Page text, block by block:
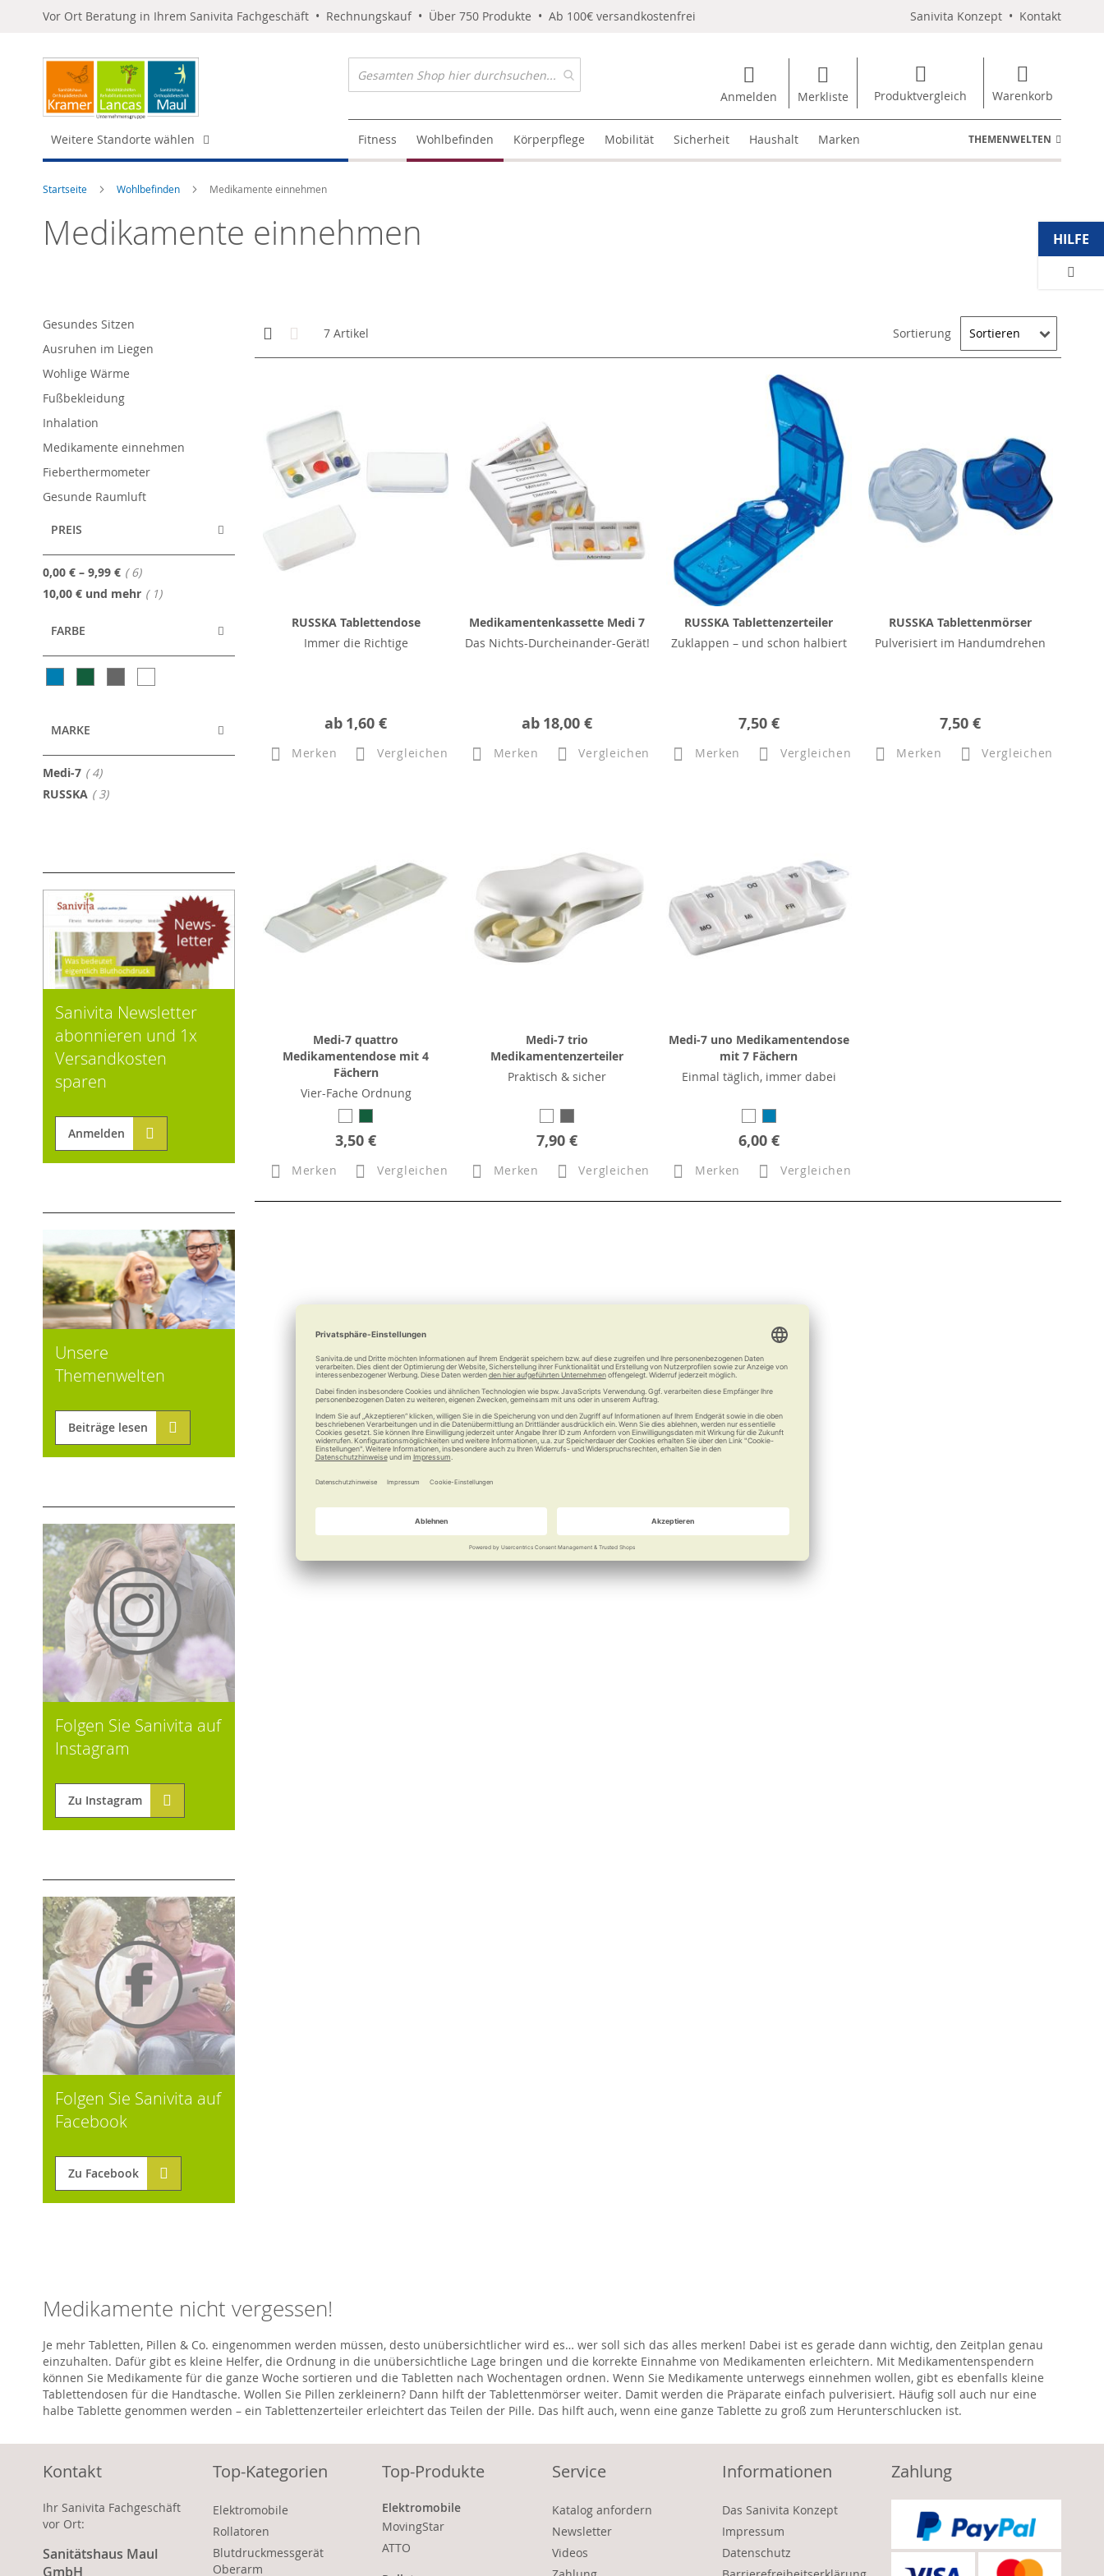
Vor Ort Beratung in Ihrem Sanivita Fachgeschäft • Rechnungskauf • Über 750 Produkte • Ab 100€ versandkostenfrei Sanivita Konzept • Kontakt
Anmelden Merkliste Produktvergleich Warenkorb
Weitere Standorte wählen Fitness Wohlbefinden Körperpflege Mobilität Sicherheit Haushalt Marken THEMENWELTEN
Startseite Wohlbefinden Medikamente einnehmen
Medikamente einnehmen
Anzeigen
als
Kachelansicht
Liste7 Artikel Sortierung
RUSSKA Tablettendose
Immer die Richtige
ab 1,60 €
Merken Vergleichen
Medikamentenkassette Medi 7
Das Nichts-Durcheinander-Gerät!
ab 18,00 €
Merken Vergleichen
RUSSKA Tablettenzerteiler
Zuklappen – und schon halbiert
7,50 €
Merken Vergleichen
RUSSKA Tablettenmörser
Pulverisiert im Handumdrehen
7,50 €
Merken Vergleichen
Medi-7 quattro
Medikamentendose mit 4
Fächern
Vier-Fache Ordnung
3,50 €
Merken Vergleichen
Medi-7 trio
Medikamentenzerteiler
Praktisch & sicher
7,90 €
Merken Vergleichen
Medi-7 uno Medikamentendose
mit 7 Fächern
Einmal täglich, immer dabei
6,00 €
Merken Vergleichen
Gesundes Sitzen
Ausruhen im Liegen
Wohlige Wärme
Fußbekleidung
Inhalation
Medikamente einnehmen
Fieberthermometer
Gesunde Raumluft
PREIS
0,00 € – 9,99 € 6Artikel
10,00 € und mehr 1Artikel
FARBE
MARKE
Medi-7 4Artikel
RUSSKA 3Artikel
Sanivita Newsletter
abonnieren und 1x
Versandkosten
sparen
Anmelden
Unsere
Themenwelten
Beiträge lesen
Folgen Sie Sanivita auf
Instagram
Zu Instagram
Folgen Sie Sanivita auf
Facebook
Zu Facebook
Medikamente nicht vergessen!
Je mehr Tabletten, Pillen & Co. eingenommen werden müssen, desto unübersichtlicher wird es… wer soll sich das alles merken! Dabei ist es gerade dann wichtig, den Zeitplan genau
einzuhalten. Dafür gibt es kleine Helfer, die Ordnung in die unübersichtliche Lage bringen und die korrekte Einnahme von Medikamenten erleichtern. Mit Medikamentenspendern
können Sie Medikamente für die ganze Woche sortieren und die Tabletten nach Wochentagen ordnen. Wenn Sie Medikamente unterwegs einnehmen wollen, gibt es ebenfalls kleine
Tablettendosen für die Handtasche. Wollen Sie Pillen zerkleinern? Dann hilft der Tablettenmörser weiter. Damit werden die Präparate einfach pulverisiert. Häufig soll auch nur eine
halbe Tablette genommen werden – ein Tablettenzerteiler erleichtert das Teilen der Pille. Das hilft auch, wenn eine ganze Tablette zu groß zum Herunterschlucken ist.
HILFE
Kontakt
Ihr Sanivita Fachgeschäft
vor Ort:
Sanitätshaus Maul
GmbH
Top-Kategorien
Elektromobile
Rollatoren
Blutdruckmessgerät
Oberarm
Top-Produkte
Elektromobile
MovingStar
ATTO
Service
Katalog anfordern
Newsletter
Videos
Informationen
Das Sanivita Konzept
Impressum
Datenschutz
Zahlung